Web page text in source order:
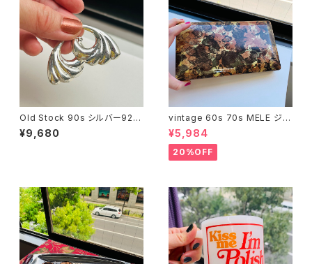
Old Stock 90s シルバー925
シェルピアス
¥9,680
vintage 60s 70s MELE ジュ
エリーボックス（Lサイズ・ブラウ
ン）
¥5,984
20%OFF